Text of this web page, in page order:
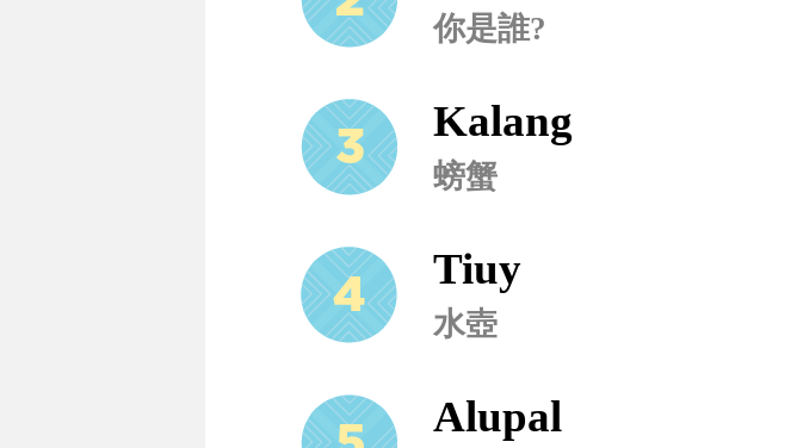
你是誰?
Kalang
螃蟹
Tiuy
水壺
Alupal